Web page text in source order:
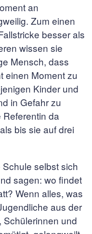
an
Zum einen
besser als
wissen sie
Mensch, dass
einen Moment zu
Kinder und
in Gefahr zu
da
bis sie auf drei
selbst sich
sagen: wo findet
Wenn alles, was
aus der
Schülerinnen und